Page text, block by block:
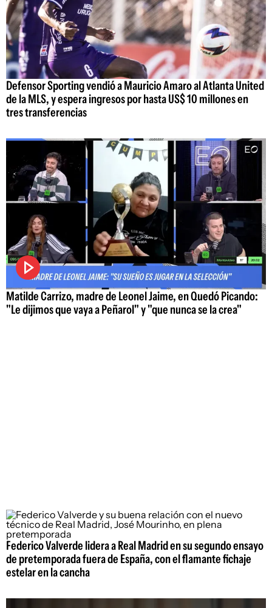
Defensor Sporting vendió a Mauricio Amaro al Atlanta United
de la MLS, y espera ingresos por hasta US$ 10 millones en
tres transferencias
Matilde Carrizo, madre de Leonel Jaime, en Quedó Picando:
"Le dijimos que vaya a Peñarol" y "que nunca se la crea"
Federico Valverde lidera a Real Madrid en su segundo ensayo
de pretemporada fuera de España, con el flamante fichaje
estelar en la cancha